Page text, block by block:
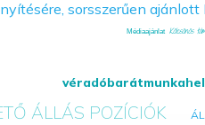
Médiaajánlat Kölcsönös
ÁLLÁS POZÍCIÓK